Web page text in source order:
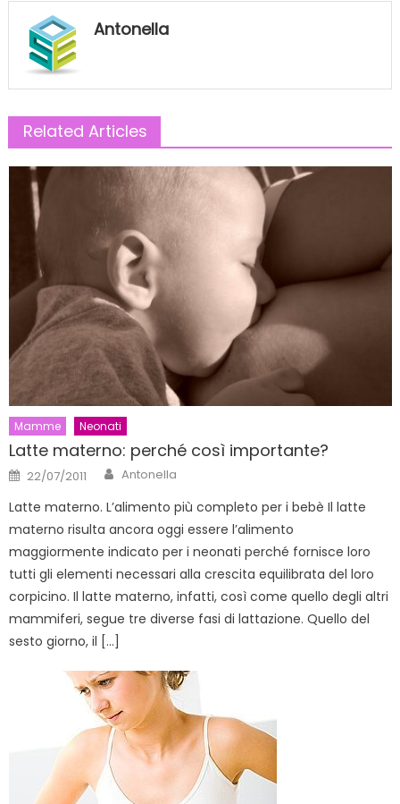
Antonella
Related Articles
Mamme Neonati
Latte materno: perché così importante?
Posted
on
22/07/2011 Author
Antonella
Latte materno. L’alimento più completo per i bebè Il latte
materno risulta ancora oggi essere l’alimento
maggiormente indicato per i neonati perché fornisce loro
tutti gli elementi necessari alla crescita equilibrata del loro
corpicino. Il latte materno, infatti, così come quello degli altri
mammiferi, segue tre diverse fasi di lattazione. Quello del
sesto giorno, il […]